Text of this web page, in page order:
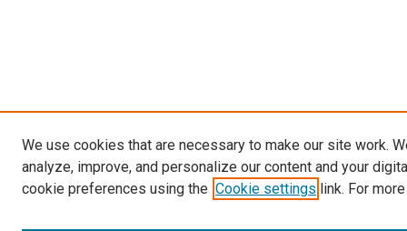
We use cookies that are necessary to make our site work.
analyze, improve, and personalize our content and your
cookie preferences using the Cookie settings link. For